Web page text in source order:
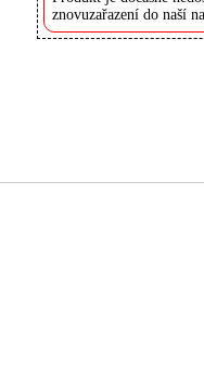
znovuzařazení do naší